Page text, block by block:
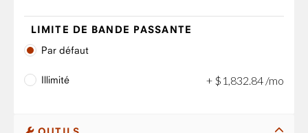
LIMITE DE BANDE PASSANTE
Par défaut
Illimité + $ 1,832.84 /mo